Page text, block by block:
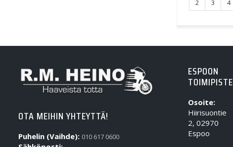
2 3 4
OTA MEIHIN YHTEYTTÄ!
Puhelin (Vaihde): 010 617 0600
ESPOON
TOIMIPISTE
Osoite:
Hiirisuontie
2, 02970
Espoo